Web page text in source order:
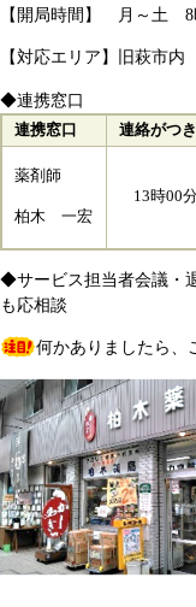
【開局時間】 月～土
【対応エリア】旧萩市内
◆連携窓口
連携窓口 連絡がつ
薬剤師
柏木 一宏
13時00
◆サービス担当者会議・
も応相談
何かありましたら、